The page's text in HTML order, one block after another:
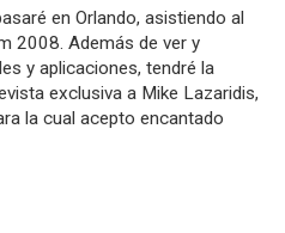
en Orlando, asistiendo al
2008. Además de ver y
y aplicaciones, tendré la
exclusiva a Mike Lazaridis,
la cual acepto encantado